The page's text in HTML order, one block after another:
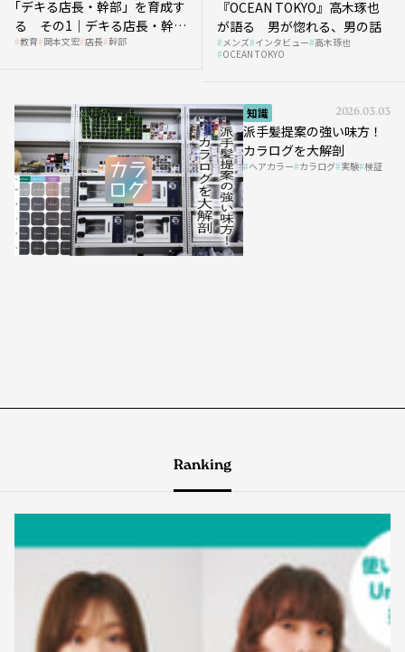
｢デキる店長・幹部」を育成す
る その1｜デキる店長・幹部
の「任せ方」
教育 岡本文宏 店長 幹部
『OCEAN TOKYO』高木琢也
が語る 男が惚れる、男の話
メンズ インタビュー 高木琢也
OCEAN TOKYO
知識 2026.03.03
派手髪提案の強い味方！
カラログを大解剖
ヘアカラー カラログ 実験 検証
Ranking